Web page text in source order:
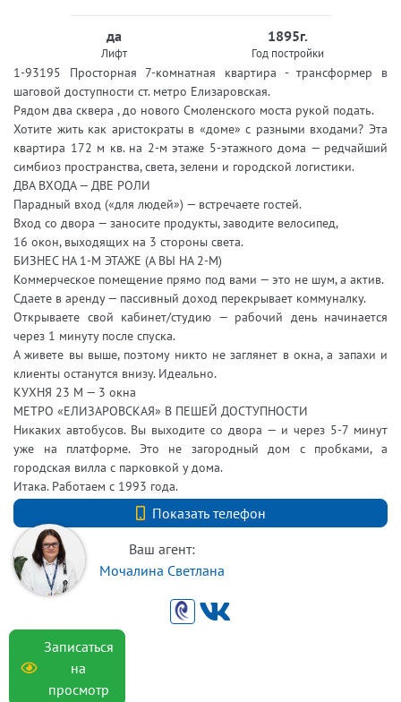
да
Лифт
1895г.
Год постройки
1-93195 Просторная 7-комнатная квартира - трансформер в
шаговой доступности ст. метро Елизаровская.
Рядом два сквера , до нового Смоленского моста рукой подать.
Хотите жить как аристократы в «доме» с разными входами? Эта
квартира 172 м кв. на 2-м этаже 5-этажного дома — редчайший
симбиоз пространства, света, зелени и городской логистики.
ДВА ВХОДА — ДВЕ РОЛИ
Парадный вход («для людей») — встречаете гостей.
Вход со двора — заносите продукты, заводите велосипед,
16 окон, выходящих на 3 стороны света.
БИЗНЕС НА 1-М ЭТАЖЕ (А ВЫ НА 2-М)
Коммерческое помещение прямо под вами — это не шум, а актив.
Сдаете в аренду — пассивный доход перекрывает коммуналку.
Открываете свой кабинет/студию — рабочий день начинается
через 1 минуту после спуска.
А живете вы выше, поэтому никто не заглянет в окна, а запахи и
клиенты останутся внизу. Идеально.
КУХНЯ 23 М — 3 окна
МЕТРО «ЕЛИЗАРОВСКАЯ» В ПЕШЕЙ ДОСТУПНОСТИ
Никаких автобусов. Вы выходите со двора — и через 5-7 минут
уже на платформе. Это не загородный дом с пробками, а
городская вилла с парковкой у дома.
Итака. Работаем с 1993 года.
Показать телефон
+7 (812) 740-70-40
Ваш агент:
Мочалина Светлана
Записаться
на
просмотр